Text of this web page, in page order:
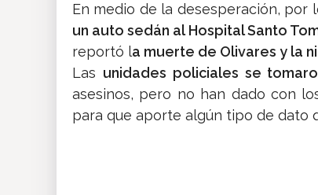
En medio de la desesperación, por
un auto sedán al Hospital Santo
reportó la muerte de Olivares y la
Las unidades policiales se
asesinos, pero no han dado con
para que aporte algún tipo de dato